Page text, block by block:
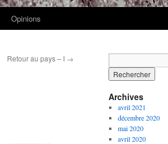
Opinions
Retour au pays – I →
Archives
avril 2021
décembre 2020
mai 2020
avril 2020